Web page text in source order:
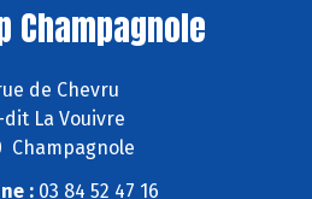
Champagnole
de Chevru
dit La Vouivre
Champagnole
:03 84 52 47 16